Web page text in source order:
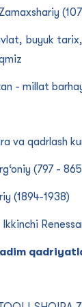
buyuk
- millat
va qadrlash
(797 -
(1894-1938)